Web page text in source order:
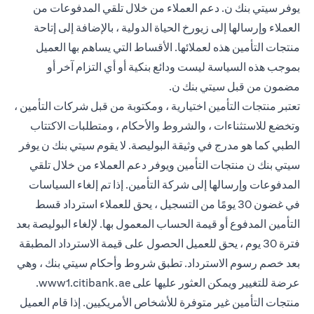
يوفر سيتي بنك ن. دعم العملاء من خلال تلقي المدفوعات من
العملاء وإرسالها إلى زيورخ الحياة الدولية ، بالإضافة إلى إتاحة
منتجات التأمين هذه لعملائها. الأقساط التي يساهم بها العميل
بموجب هذه السياسة ليست ودائع بنكية أو أي التزام آخر أو
مضمون من قبل سيتي بنك ن.
تعتبر منتجات التأمين اختيارية ، ومكتوبة من قبل شركات التأمين ،
وتخضع للاستثناءات ، والشروط والأحكام ، ومتطلبات الاكتتاب
الطبي كما هو مدرج في وثيقة البوليصة. لا يقوم سيتي بنك ن يوفر
سيتي بنك ن منتجات التأمين ويوفر دعم العملاء من خلال تلقي
المدفوعات وإرسالها إلى شركة التأمين. إذا تم إلغاء السياسات
في غضون 30 يومًا من التسجيل ، يحق للعملاء استرداد قسط
التأمين المدفوع أو قيمة الحساب المعمول بها. لإلغاء البوليصة بعد
فترة 30 يوم ، يحق للعميل الحصول على قيمة الاسترداد المطبقة
بعد خصم رسوم الاسترداد. تطبق شروط وأحكام سيتي بنك ، وهي
عرضة للتغيير ويمكن العثور عليها على www1.citibank.ae
tab
.
منتجات التأمين غير متوفرة للأشخاص الأمريكيين. إذا قام العميل